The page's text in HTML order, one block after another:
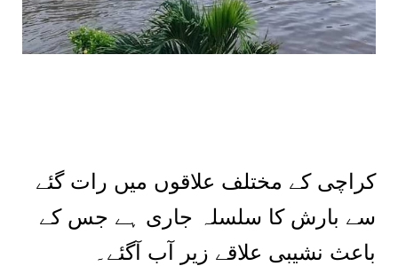
کراچی کے مختلف علاقوں میں رات گئے
سے بارش کا سلسلہ جاری ہے جس کے
باعث نشیبی علاقے زیر آب آگئے۔